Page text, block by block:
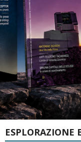
ESPLORAZIONE